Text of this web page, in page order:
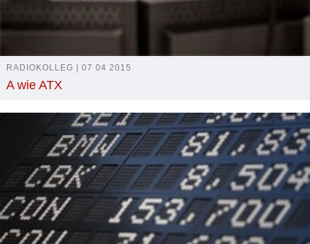
RADIOKOLLEG | 07 04 2015
A wie ATX